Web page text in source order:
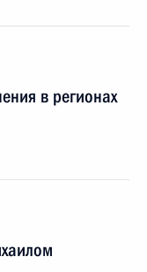
в регионах